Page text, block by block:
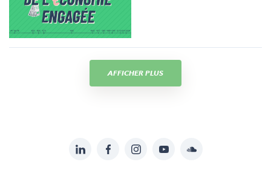
AFFICHER PLUS
LinkedInFacebookInstagramYouTubeSoundcloud